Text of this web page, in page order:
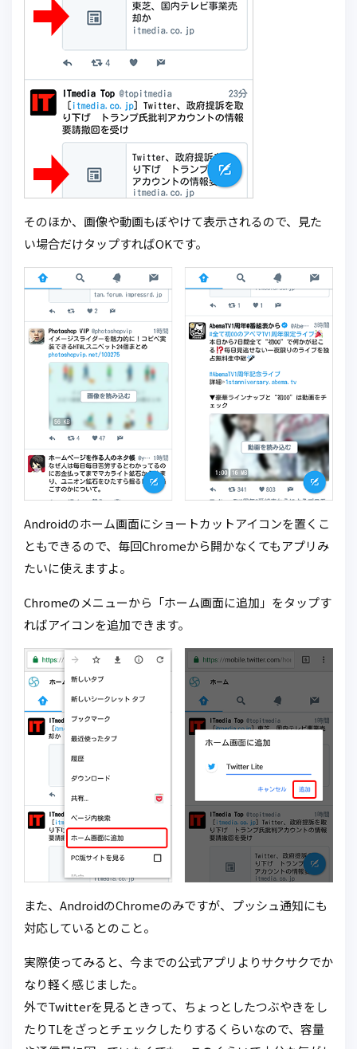
そのほか、画像や動画もぼやけて表示されるので、見た
い場合だけタップすればOKです。
Androidのホーム画面にショートカットアイコンを置くこ
ともできるので、毎回Chromeから開かなくてもアプリみ
たいに使えますよ。
Chromeのメニューから「ホーム画面に追加」をタップす
ればアイコンを追加できます。
また、AndroidのChromeのみですが、プッシュ通知にも
対応しているとのこと。
実際使ってみると、今までの公式アプリよりサクサクでか
なり軽く感じました。
外でTwitterを見るときって、ちょっとしたつぶやきをし
たりTLをざっとチェックしたりするくらいなので、容量